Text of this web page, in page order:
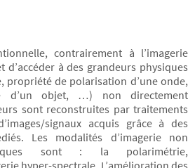
contrairement à l’imagerie
à des grandeurs physiques
propriété de polarisation d’une onde,
d’un objet, …) non directement
sont reconstruites par traitements
signaux acquis grâce à des
Les modalités d’imagerie non
sont : la polarimétrie,
hyper-spectrale. L’amélioration des